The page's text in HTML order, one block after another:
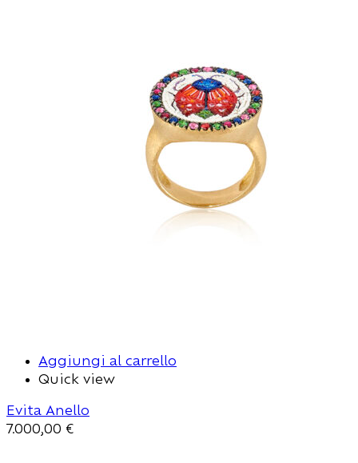
Aggiungi al carrello
Quick view
Evita Anello
7.000,00 €